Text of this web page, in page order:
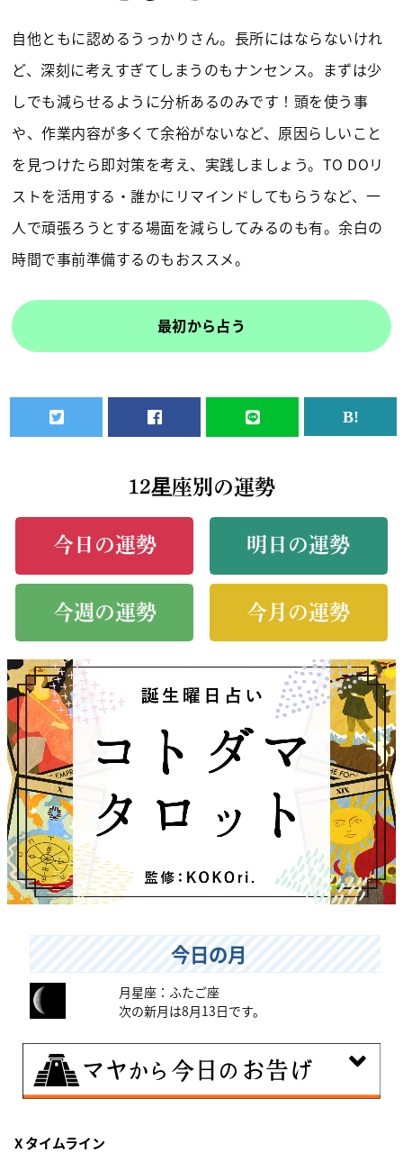
自他ともに認めるうっかりさん。長所にはならないけれ
ど、深刻に考えすぎてしまうのもナンセンス。まずは少
しでも減らせるように分析あるのみです！頭を使う事
や、作業内容が多くて余裕がないなど、原因らしいこと
を見つけたら即対策を考え、実践しましょう。TO DOリ
ストを活用する・誰かにリマインドしてもらうなど、一
人で頑張ろうとする場面を減らしてみるのも有。余白の
時間で事前準備するのもおススメ。
最初から占う
12星座別の運勢
今日の運勢 明日の運勢
今週の運勢 今月の運勢
今日の月
月星座：ふたご座
次の新月は8月13日です。
興味のある分野で、熟練を志す日。なんとなくではな
X タイムライン